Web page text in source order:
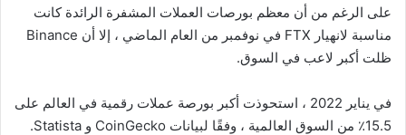
على الرغم من أن معظم بورصات العملات المشفرة الرائدة كانت
مناسبة لانهيار FTX في نوفمبر من العام الماضي ، إلا أن Binance
ظلت أكبر لاعب في السوق.
في يناير 2022 ، استحوذت أكبر بورصة عملات رقمية في العالم على
15.5٪ من السوق العالمية ، وفقًا لبيانات CoinGecko و Statista.